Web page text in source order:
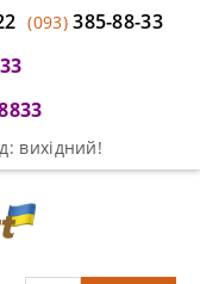
(093)385-88-33
вихідний!